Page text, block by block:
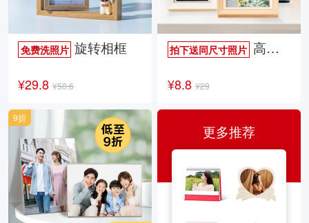
免费洗照片 旋转相框
¥29.8 ¥50.6
拍下送同尺寸照片高档欧式相框
¥8.8 ¥29
9折
更多推荐